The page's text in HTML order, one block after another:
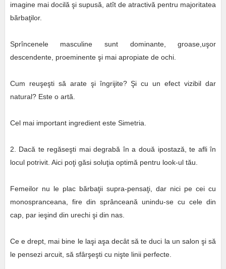
imagine mai docilă şi supusă, atît de atractivă pentru majoritatea
bărbaţilor.
Sprîncenele masculine sunt dominante, groase,uşor
descendente, proeminente şi mai apropiate de ochi.
Cum reuşeşti să arate şi îngrijite? Şi cu un efect vizibil dar
natural? Este o artă.
Cel mai important ingredient este Simetria.
2. Dacă te regăseşti mai degrabă în a două ipostază, te afli în
locul potrivit. Aici poţi găsi soluţia optimă pentru look-ul tău.
Femeilor nu le plac bărbaţii supra-pensaţi, dar nici pe cei cu
monospranceana, fire din sprânceană unindu-se cu cele din
cap, par ieşind din urechi şi din nas.
Ce e drept, mai bine le laşi aşa decât să te duci la un salon şi să
le pensezi arcuit, să sfârşeşti cu nişte linii perfecte.